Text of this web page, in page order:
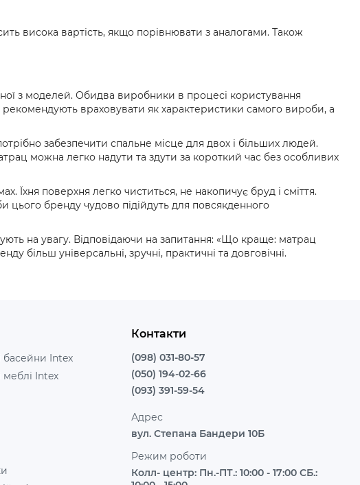
висока вартість, якщо порівнювати з аналогами. Також
з моделей. Обидва виробники в процесі користування
враховувати як характеристики самого вироби, а
забезпечити спальне місце для двох і більших людей.
можна легко надути та здути за короткий час без особливих
Їхня поверхня легко чиститься, не накопичує бруд і сміття.
цього бренду чудово підійдуть для повсякденного
на увагу. Відповідаючи на запитання: «Що краще: матрац
більш універсальні, зручні, практичні та довговічні.
басейни Intex
меблі Intex
Контакти
(098) 031-80-57
(050) 194-02-66
(093) 391-59-54
Адрес
вул. Степана Бандери 10Б
Режим роботи
Колл- центр: Пн.-ПТ.: 10:00 - 17:00 СБ.: